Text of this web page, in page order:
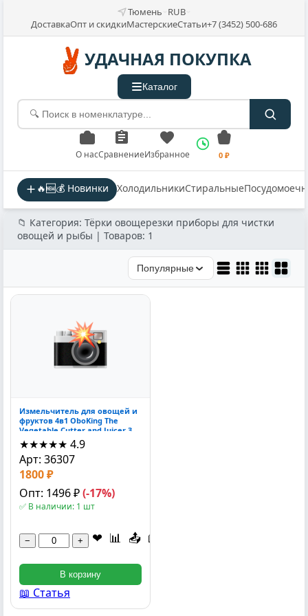
Тюмень RUB
ДоставкаОпт и скидкиМастерскиеСтатьи+7 (3452) 500-686
УДАЧНАЯ ПОКУПКА
Каталог
О насСравнениеИзбранное 0 ₽
🔥🆕💰 Новинки ХолодильникиСтиральные
📁 Категория: Тёрки овощерезки приборы для чистки
овощей и рыбы | Товаров: 1
Популярные
Измельчитель для овощей и
фруктов 4в1 OboKing The
Vegetable Cutter and Juicer 350
Вт пластик нержаве
★★★★★ 4.9
Арт: 36307
1800 ₽
Опт: 1496 ₽(-17%)
✅ В наличии: 1 шт
− + ❤ 📊 📤 📖
В корзину
📖 Статья